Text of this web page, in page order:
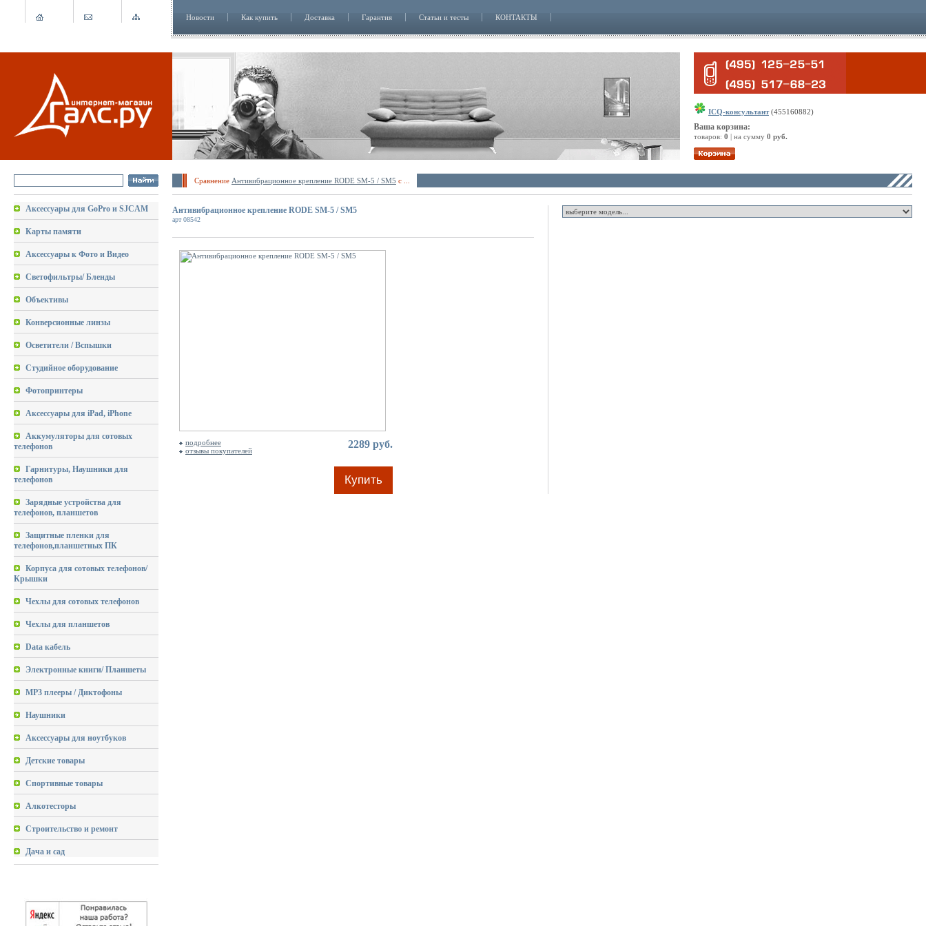
Новости Как купить Доставка Гарантия Статьи и тесты КОНТАКТЫ
ICQ-консультант(455160882)
Ваша корзина:
товаров: 0 | на сумму 0 руб.
Сравнение Антивибрационное крепление RODE SM-5 / SM5 с ...
Аксессуары для GoPro и SJCAM
Карты памяти
Аксессуары к Фото и Видео
Светофильтры/ Бленды
Объективы
Конверсионные линзы
Осветители / Вспышки
Студийное оборудование
Фотопринтеры
Аксессуары для iPad, iPhone
Аккумуляторы для сотовых
телефонов
Гарнитуры, Наушники для
телефонов
Зарядные устройства для
телефонов, планшетов
Защитные пленки для
телефонов,планшетных ПК
Корпуса для сотовых телефонов/
Крышки
Чехлы для сотовых телефонов
Чехлы для планшетов
Data кабель
Электронные книги/ Планшеты
MP3 плееры / Диктофоны
Наушники
Аксессуары для ноутбуков
Детские товары
Спортивные товары
Алкотесторы
Строительство и ремонт
Дача и сад
Антивибрационное крепление RODE SM-5 / SM5
арт 08542
подробнее
отзывы покупателей
2289 руб.
Купить